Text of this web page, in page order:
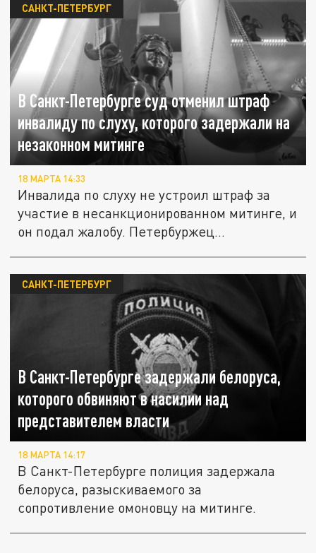
В Санкт-Петербурге суд отменил штраф
инвалиду по слуху, которого задержали на
незаконном митинге
САНКТ-ПЕТЕРБУРГ
18 МАРТА 14:33
Инвалида по слуху не устроил штраф за
участие в несанкционированном митинге, и
он подал жалобу. Петербуржец...
В Санкт-Петербурге задержали белоруса,
которого обвиняют в насилии над
представителем власти
САНКТ-ПЕТЕРБУРГ
18 МАРТА 14:17
В Санкт-Петербурге полиция задержала
белоруса, разыскиваемого за
сопротивление омоновцу на митинге.